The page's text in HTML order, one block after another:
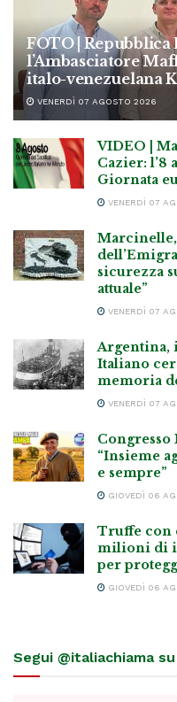
FOTO |
l’Ambasciatore
italo-venezuelana
VENERDÌ 07 AGOSTO 2026
VIDEO |
Cazier: l’8
Giornata
VENERDÌ 07
sicurezza
attuale”
VENERDÌ 07
Argentina,
Italiano
memoria
VENERDÌ 07
Congresso
“Insieme
e sempre”
GIOVEDÌ 06
Truffe con
milioni di
per
GIOVEDÌ 06
Segui @italiachiama